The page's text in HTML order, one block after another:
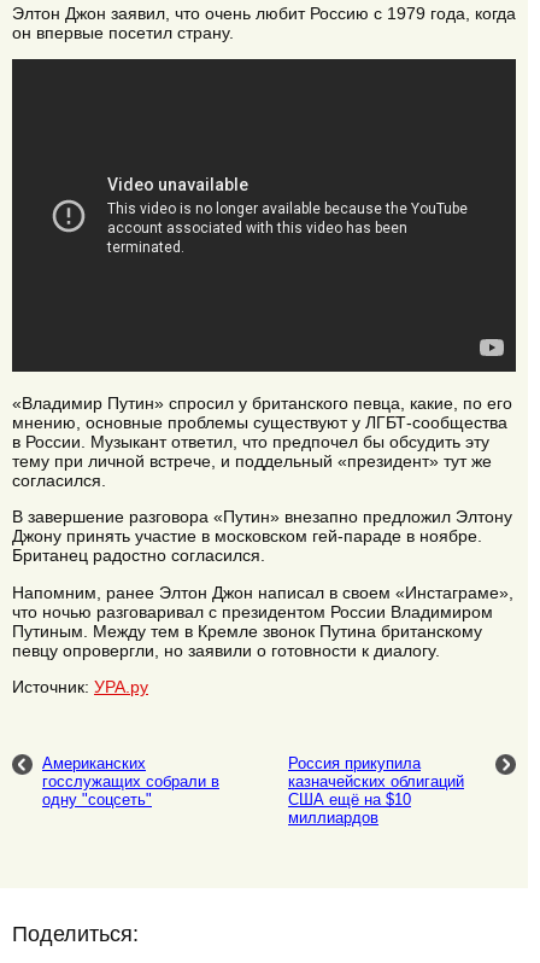
Элтон Джон заявил, что очень любит Россию с 1979 года, когда
он впервые посетил страну.
«Владимир Путин» спросил у британского певца, какие, по его
мнению, основные проблемы существуют у ЛГБТ-сообщества
в России. Музыкант ответил, что предпочел бы обсудить эту
тему при личной встрече, и поддельный «президент» тут же
согласился.
В завершение разговора «Путин» внезапно предложил Элтону
Джону принять участие в московском гей-параде в ноябре.
Британец радостно согласился.
Напомним, ранее Элтон Джон написал в своем «Инстаграме»,
что ночью разговаривал с президентом России Владимиром
Путиным. Между тем в Кремле звонок Путина британскому
певцу опровергли, но заявили о готовности к диалогу.
Источник: УРА.ру
Американских
госслужащих собрали в
одну "соцсеть"
Россия прикупила
казначейских облигаций
США ещё на $10
миллиардов
Поделиться: